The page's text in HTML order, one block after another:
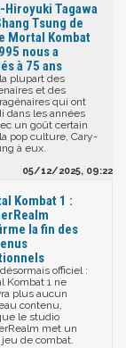
Hiroyuki Tagawa
Tsung de
Mortal Kombat
nous a
à 75 ans
plupart des
et des
qui ont
dans les années
un goût certain
pop culture, Cary-
à eux.
05/12/2025, 09:22
Kombat 1 :
la fin des
désormais officiel :
Kombat 1 ne
plus aucun
contenu,
le studio
met un
de combat.